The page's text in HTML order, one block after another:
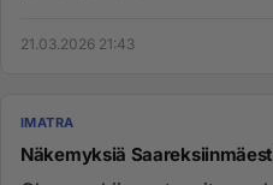
21.03.2026 21:43
IMATRA
Näkemyksiä